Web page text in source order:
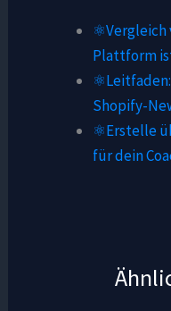
⚛️Vergleich
Plattform
Shopify-
⚛️Erstelle
für dein